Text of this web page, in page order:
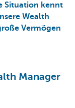
Situation kennt
Wealth
Vermögen
Manager